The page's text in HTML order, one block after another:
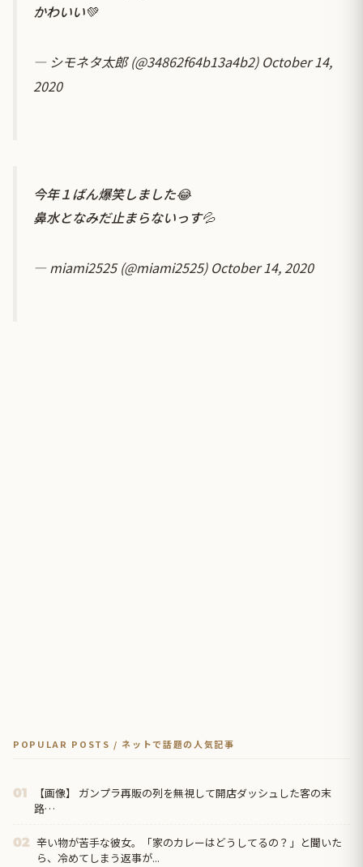
かわいい💚
— シモネタ太郎 (@34862f64b13a4b2) October 14,
2020
今年１ばん爆笑しました😂
鼻水となみだ止まらないっす💦
— miami2525 (@miami2525) October 14, 2020
POPULAR POSTS / ネットで話題の人気記事
01
【画像】 ガンプラ再販の列を無視して開店ダッシュした客の末
路…
02 辛い物が苦手な彼女。「家のカレーはどうしてるの？」と聞いた
ら、冷めてしまう返事が...